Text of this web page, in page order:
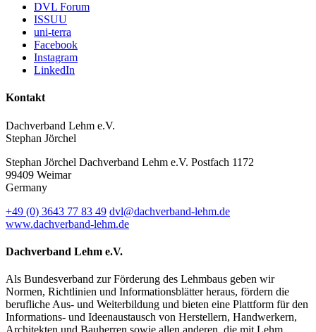
DVL Forum
ISSUU
uni-terra
Facebook
Instagram
LinkedIn
Kontakt
Dachverband Lehm e.V.
Stephan Jörchel
Stephan Jörchel Dachverband Lehm e.V. Postfach 1172
99409 Weimar
Germany
+49 (0) 3643 77 83 49 dvl@dachverband-lehm.de
www.dachverband-lehm.de
Dachverband Lehm e.V.
Als Bundesverband zur Förderung des Lehmbaus geben wir
Normen, Richtlinien und Informationsblätter heraus, fördern die
berufliche Aus- und Weiterbildung und bieten eine Plattform für den
Informations- und Ideenaustausch von Herstellern, Handwerkern,